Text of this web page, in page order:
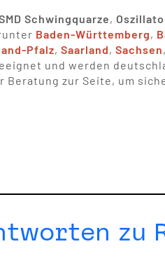
Schwingquarze,
Baden-Württemberg,
Pfalz, Saarland, Sachsen,
und werden
zur Seite, um